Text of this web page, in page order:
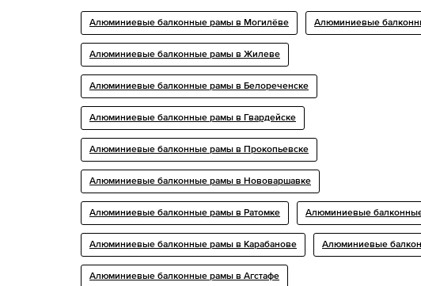
Алюминиевые балконные рамы в Могилёве Алюминиевые
Алюминиевые балконные рамы в Жилеве
Алюминиевые балконные рамы в Белореченске
Алюминиевые балконные рамы в Гвардейске
Алюминиевые балконные рамы в Прокопьевске
Алюминиевые балконные рамы в Нововаршавке
Алюминиевые балконные рамы в Ратомке Алюминиевые
Алюминиевые балконные рамы в Карабанове Алюминиевые
Алюминиевые балконные рамы в Агстафе